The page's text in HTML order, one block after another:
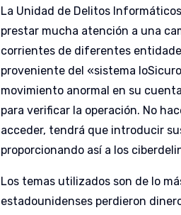
La Unidad de Delitos
prestar mucha atención a una
corrientes de diferentes
proveniente del «sistema
movimiento anormal en su
para verificar la operación. No
acceder, tendrá que introducir
proporcionando así a los
Los temas utilizados son de lo
estadounidenses perdieron